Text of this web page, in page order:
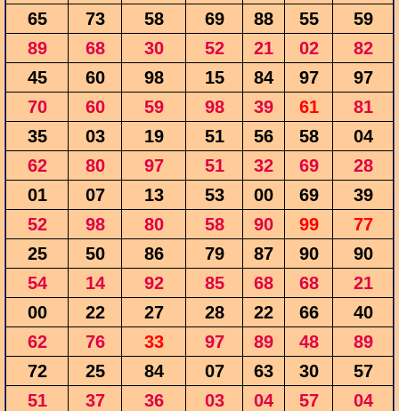
65
73 58 69 88 55
59
89
68 30 52 21 02
82
45
60 98 15 84 97
97
70
60 59 98 39 61
81
35
03 19 51 56 58
04
62
80 97 51 32 69
28
01
07 13 53 00 69
39
52
98 80 58 90 99
77
25
50 86 79 87 90
90
54
14 92 85 68 68
21
00
22 27 28 22 66
40
62
76 33 97 89 48
89
72
25 84 07 63 30
57
51
37 36 03 04 57
04